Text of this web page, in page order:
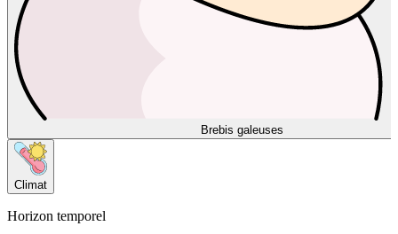
Brebis galeuses
Climat
Horizon temporel